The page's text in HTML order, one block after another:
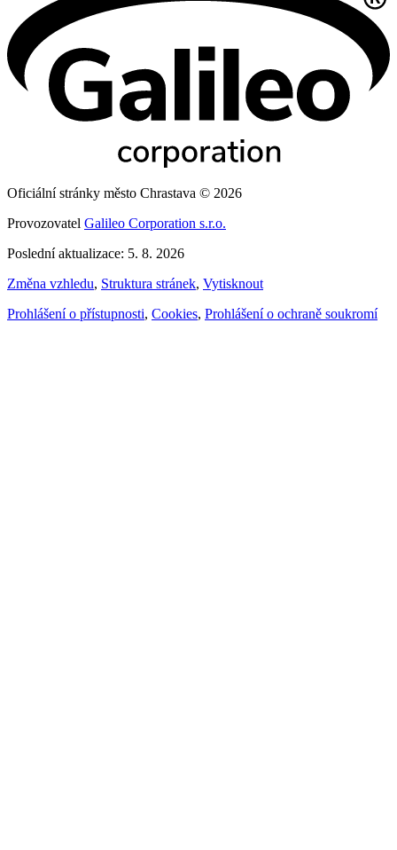
Oficiální stránky město Chrastava © 2026
Provozovatel Galileo Corporation s.r.o.
Poslední aktualizace: 5. 8. 2026
Změna vzhledu, Struktura stránek, Vytisknout
Prohlášení o přístupnosti, Cookies, Prohlášení o ochraně soukromí